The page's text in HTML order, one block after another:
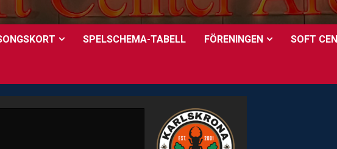
SPELSCHEMA-TABELL FÖRENINGEN SOFT